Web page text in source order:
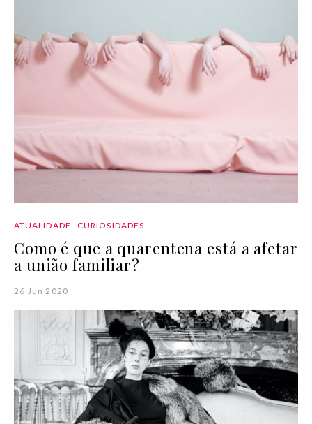
ATUALIDADE CURIOSIDADES
Como é que a quarentena está a afetar
a união familiar?
26 Jun 2020